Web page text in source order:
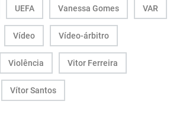
UEFA Vanessa Gomes VAR
Vídeo Vídeo-árbitro
Violência Vitor Ferreira
Vítor Santos